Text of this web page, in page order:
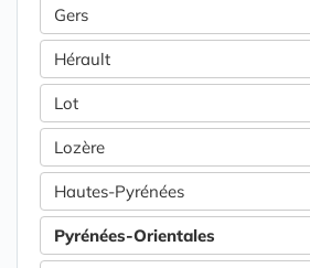
Gers
Hérault
Lot
Lozère
Hautes-Pyrénées
Pyrénées-Orientales